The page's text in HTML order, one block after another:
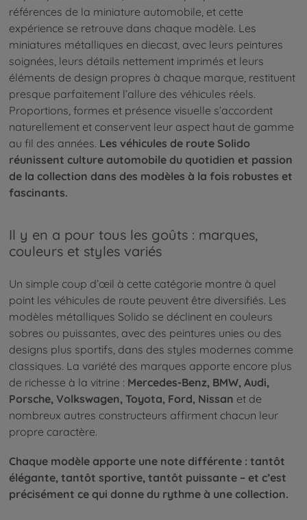
références de la miniature automobile, et cette
expérience se retrouve dans chaque modèle. Les
miniatures métalliques en diecast, avec leurs peintures
soignées, leurs détails nettement imprimés et leurs
éléments de design propres à chaque marque, restituent
presque parfaitement l’allure des véhicules réels.
Proportions, formes et présence visuelle s’accordent
naturellement et conservent leur aspect haut de gamme
au fil des années. Les véhicules de route Solido
réunissent culture automobile du quotidien et passion
de la collection dans des modèles à la fois robustes et
fascinants.
Il y en a pour tous les goûts : marques,
couleurs et styles variés
Un simple coup d’œil à cette catégorie montre à quel
point les véhicules de route peuvent être diversifiés. Les
modèles métalliques Solido se déclinent en couleurs
sobres ou puissantes, avec des peintures unies ou des
designs plus sportifs, dans des styles modernes comme
classiques. La variété des marques apporte encore plus
de richesse à la vitrine : Mercedes-Benz, BMW, Audi,
Porsche, Volkswagen, Toyota, Ford, Nissan et de
nombreux autres constructeurs affirment chacun leur
propre caractère.
Chaque modèle apporte une note différente : tantôt
élégante, tantôt sportive, tantôt puissante – et c’est
précisément ce qui donne du rythme à une collection.